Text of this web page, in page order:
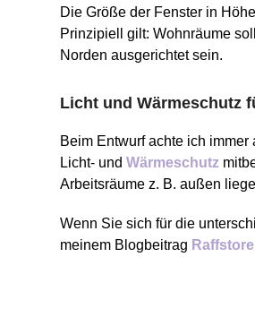
Die Größe der Fenster in
Prinzipiell gilt: Wohnräume
Norden ausgerichtet sein.
Licht und Wärmeschutz
Beim Entwurf achte ich
Licht- undWärmeschutz
Arbeitsräume z. B. außen
Wenn Sie sich für die
meinem Blogbeitrag